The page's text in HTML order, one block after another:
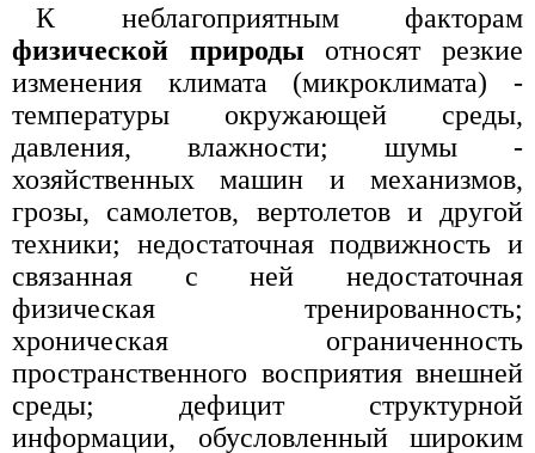
К неблагоприятным факторам
физической природы относят резкие
изменения климата (микроклимата) -
температуры окружающей среды,
давления, влажности; шумы -
хозяйственных машин и механизмов,
грозы, самолетов, вертолетов и другой
техники; недостаточная подвижность и
связанная с ней недостаточная
физическая тренированность;
хроническая ограниченность
пространственного восприятия внешней
среды; дефицит структурной
информации, обусловленный широким